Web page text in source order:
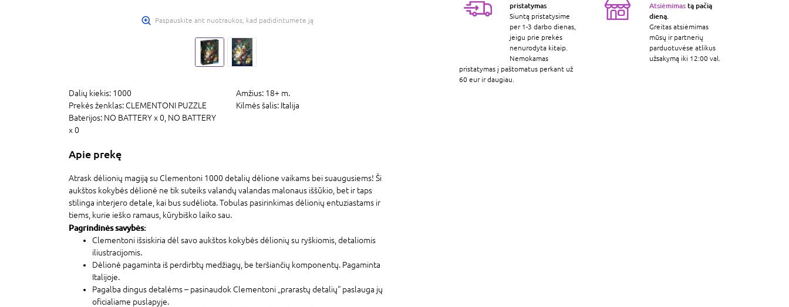
Paspauskite ant nuotraukos, kad padidintumėte ją
Dalių kiekis: 1000 Amžius: 18+ m.
Prekės ženklas: CLEMENTONI PUZZLE Kilmės šalis: Italija
Baterijos: NO BATTERY x 0, NO BATTERY
x 0
Apie prekę
Atrask dėlionių magiją su Clementoni 1000 detalių dėlione vaikams bei suaugusiems! Ši
aukštos kokybės dėlionė ne tik suteiks valandų valandas malonaus iššūkio, bet ir taps
stilinga interjero detale, kai bus sudėliota. Tobulas pasirinkimas dėlionių entuziastams ir
tiems, kurie ieško ramaus, kūrybiško laiko sau.
Pagrindinės savybės:
Clementoni išsiskiria dėl savo aukštos kokybės dėlionių su ryškiomis, detaliomis
iliustracijomis.
Dėlionė pagaminta iš perdirbtų medžiagų, be teršiančių komponentų. Pagaminta
Italijoje.
Pagalba dingus detalėms – pasinaudok Clementoni „prarastų detalių“ paslauga jų
oficialiame puslapyje.
pristatymas
Siuntą pristatysime
per 1-3 darbo dienas,
jeigu prie prekės
nenurodyta kitaip.
Nemokamas
pristatymas į paštomatus perkant už
60 eur ir daugiau.
Atsiėmimastą pačią
dieną.
Greitas atsiėmimas
mūsų ir partnerių
parduotuvėse atlikus
užsakymą iki 12:00 val.